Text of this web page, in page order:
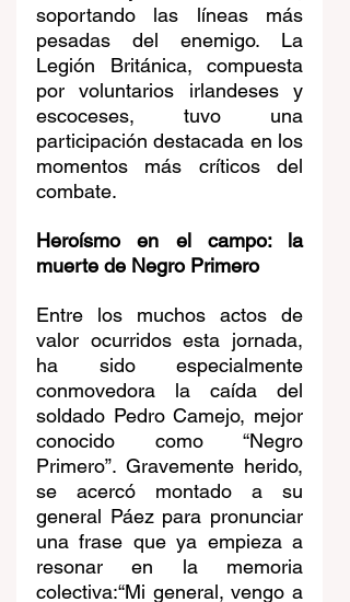
soportando las líneas más
pesadas del enemigo. La
Legión Británica, compuesta
por voluntarios irlandeses y
escoceses, tuvo una
participación destacada en los
momentos más críticos del
combate.
Heroísmo en el campo: la
muerte de Negro Primero
Entre los muchos actos de
valor ocurridos esta jornada,
ha sido especialmente
conmovedora la caída del
soldado Pedro Camejo, mejor
conocido como “Negro
Primero”. Gravemente herido,
se acercó montado a su
general Páez para pronunciar
una frase que ya empieza a
resonar en la memoria
colectiva:“Mi general, vengo a